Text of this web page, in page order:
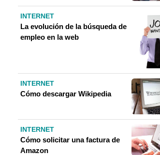
INTERNET
La evolución de la búsqueda de
empleo en la web
INTERNET
Cómo descargar Wikipedia
INTERNET
Cómo solicitar una factura de
Amazon